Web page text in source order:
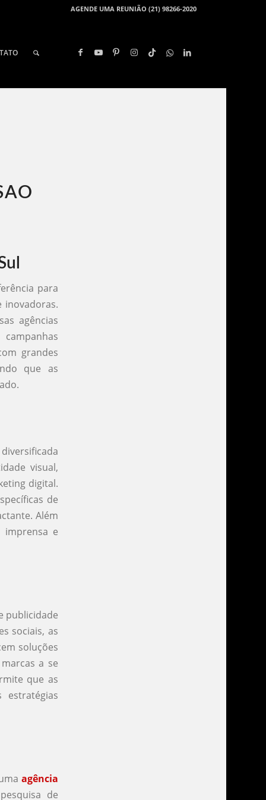
AGENDE UMA REUNIÃO (21) 98266-2020
para
inovadoras.
agências
grandes
que as
visual,
digital.
de
Além
imprensa e
publicidade
sociais, as
soluções
a se
que as
agência
de